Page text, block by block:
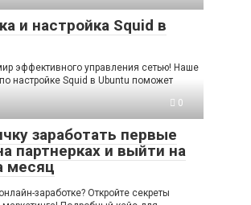
и настройка Squid в
эффективного управления сетью! Наше
настройке Squid в Ubuntu поможет
0
заработать первые
партнерках и выйти на
месяц
заработке? Откройте секреты